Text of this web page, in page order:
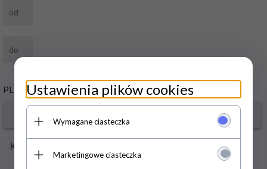
PLN
Kategorie
Ustawienia plików cookies
Wymagane ciasteczka
Marketingowe ciasteczka